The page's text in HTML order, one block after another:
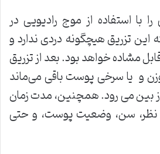
را با استفاده از موج رادیویی در
تزریق هیچگونه دردی ندارد و
مشاده خواهد بود. بعد از تزریق
و یا سرخی پوست باقی می‌ماند
بین می رود. همچنین، مدت زمان
نظر، سن، وضعیت پوست، و حتی